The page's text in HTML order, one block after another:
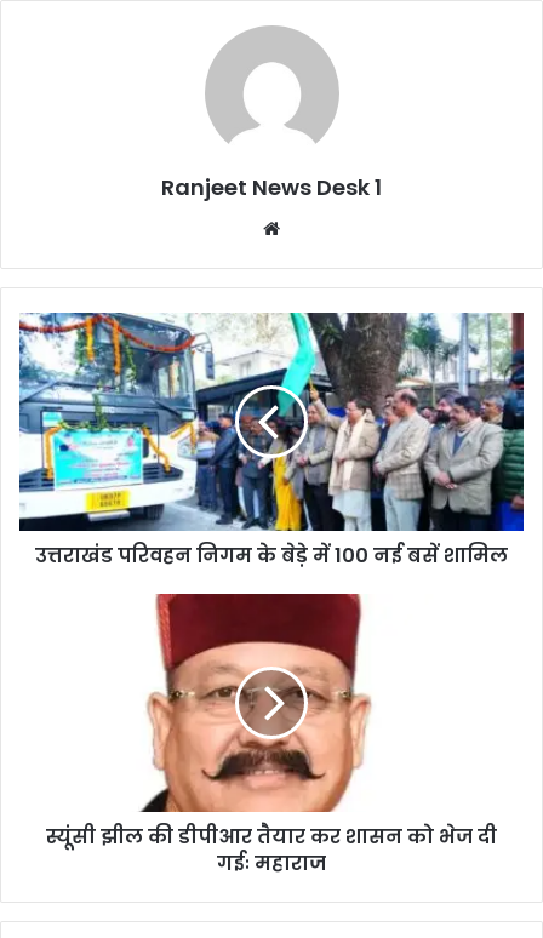
Ranjeet News Desk 1
te
उत्तराखंड परिवहन निगम के बेड़े में 100 नई बसें शामिल
स्यूंसी झील की डीपीआर तैयार कर शासन को भेज दी
गईः महाराज